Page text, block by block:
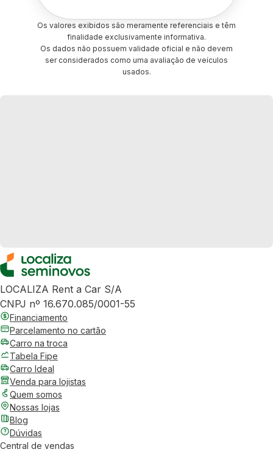
Os valores exibidos são meramente referenciais e têm
finalidade exclusivamente informativa.
Os dados não possuem validade oficial e não devem
ser considerados como uma avaliação de veículos
usados.
LOCALIZA Rent a Car S/A
CNPJ nº 16.670.085/0001-55
Financiamento
Parcelamento no cartão
Carro na troca
Tabela Fipe
Carro Ideal
Venda para lojistas
Quem somos
Nossas lojas
Blog
Dúvidas
Central de vendas